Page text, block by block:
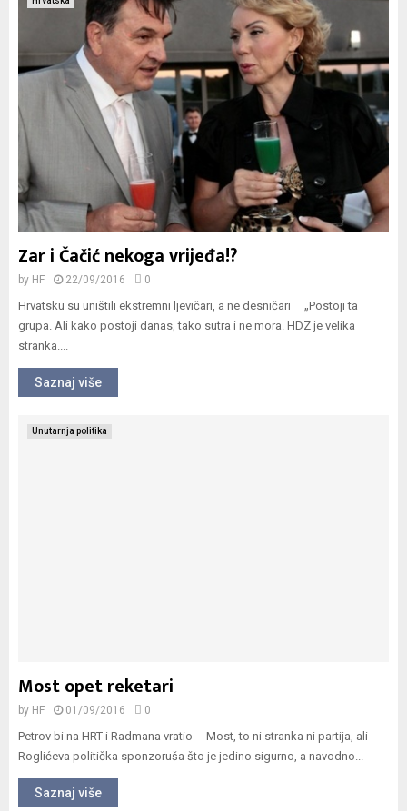
Zar i Čačić nekoga vrijeđa!?
by HF 22/09/2016 0
Hrvatsku su uništili ekstremni ljevičari, a ne desničari „Postoji ta
grupa. Ali kako postoji danas, tako sutra i ne mora. HDZ je velika
stranka....
Saznaj više
Unutarnja politika
Most opet reketari
by HF 01/09/2016 0
Petrov bi na HRT i Radmana vratio Most, to ni stranka ni partija, ali
Roglićeva politička sponzoruša što je jedino sigurno, a navodno...
Saznaj više